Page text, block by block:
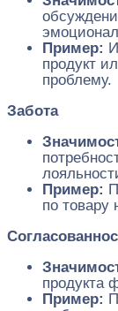
Пример:
продукт
проблему.
Забота
Пример:
по товару
продукта
Пример: